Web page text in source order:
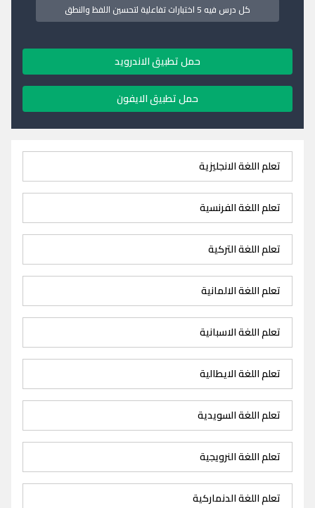
كل درس فيه 5 اختبارات تفاعلية لتحسين اللفظ والنطق
حمل تطبيق الاندرويد
حمل تطبيق الايفون
تعلم اللغة الانجليزية
تعلم اللغة الفرنسية
تعلم اللغة التركية
تعلم اللغة الالمانية
تعلم اللغة الاسبانية
تعلم اللغة الايطالية
تعلم اللغة السويدية
تعلم اللغة النرويجية
تعلم اللغة الدنماركية